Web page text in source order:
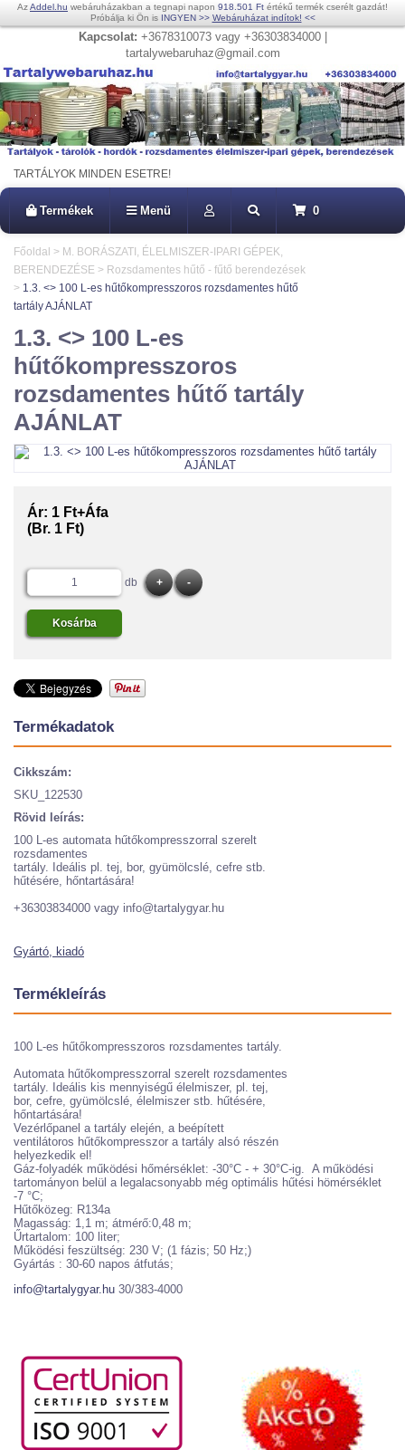
AzAddel.hu webáruházakban a tegnapi napon 918.501 Ft értékű termék cserélt gazdát!
Próbálja ki Ön is INGYEN >> Webáruházat indítok! <<
Kapcsolat: +3678310073 vagy +36303834000 |
tartalywebaruhaz@gmail.com
TARTÁLYOK MINDEN ESETRE!
Termékek Menü 0
Főoldal > M. BORÁSZATI, ÉLELMISZER-IPARI GÉPEK,
BERENDEZÉSE > Rozsdamentes hűtő - fűtő berendezések
> 1.3. <> 100 L-es hűtőkompresszoros rozsdamentes hűtő
tartály AJÁNLAT
1.3. <> 100 L-es
hűtőkompresszoros
rozsdamentes hűtő tartály
AJÁNLAT
Ár: 1 Ft+Áfa
(Br. 1 Ft)
db
Termékadatok
Cikkszám:
SKU_122530
Rövid leírás:
100 L-es automata hűtőkompresszorral szerelt
rozsdamentes
tartály. Ideális pl. tej, bor, gyümölcslé, cefre stb.
hűtésére, hőntartására!
+36303834000 vagy info@tartalygyar.hu
Gyártó, kiadó
Termékleírás
100 L-es hűtőkompresszoros rozsdamentes tartály.
Automata hűtőkompresszorral szerelt rozsdamentes
tartály. Ideális kis mennyiségű élelmiszer, pl. tej,
bor, cefre, gyümölcslé, élelmiszer stb. hűtésére,
hőntartására!
Vezérlőpanel a tartály elején, a beépített
ventilátoros hűtőkompresszor a tartály alsó részén
helyezkedik el!
Gáz-folyadék működési hőmérséklet: -30°C - + 30°C-ig. A működési
tartományon belül a legalacsonyabb még optimális hűtési hömérséklet
-7 °C;
Hűtőközeg: R134a
Magasság: 1,1 m; átmérő:0,48 m;
Űrtartalom: 100 liter;
Működési feszültség: 230 V; (1 fázis; 50 Hz;)
Gyártás : 30-60 napos átfutás;
info@tartalygyar.hu 30/383-4000